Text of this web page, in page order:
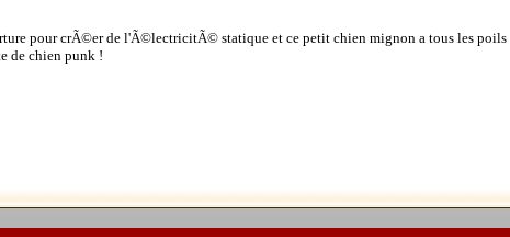
pour crÃ©er de l'Ã©lectricitÃ© statique et ce petit chien mignon a tous les poils
de chien punk !